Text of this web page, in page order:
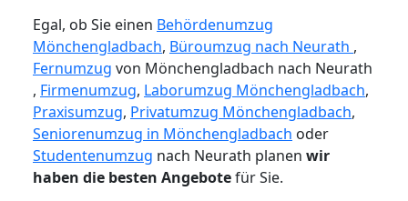
Egal, ob Sie einen Behördenumzug
Mönchengladbach, Büroumzug nach Neurath ,
Fernumzug von Mönchengladbach nach Neurath
, Firmenumzug, Laborumzug Mönchengladbach,
Praxisumzug, Privatumzug Mönchengladbach,
Seniorenumzug in Mönchengladbach oder
Studentenumzug nach Neurath planen wir
haben die besten Angebotefür Sie.